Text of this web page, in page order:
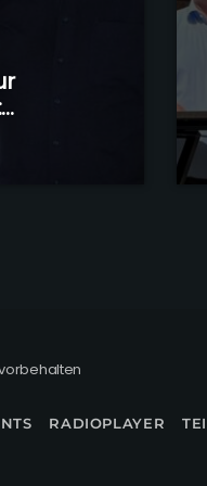
RADIOPLAYER